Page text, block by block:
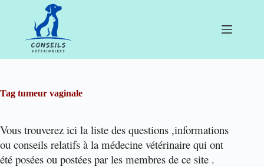
Tag tumeur vaginale
Vous trouverez ici la liste des questions ,informations
ou conseils relatifs à la médecine vétérinaire qui ont
été posées ou postées par les membres de ce site .